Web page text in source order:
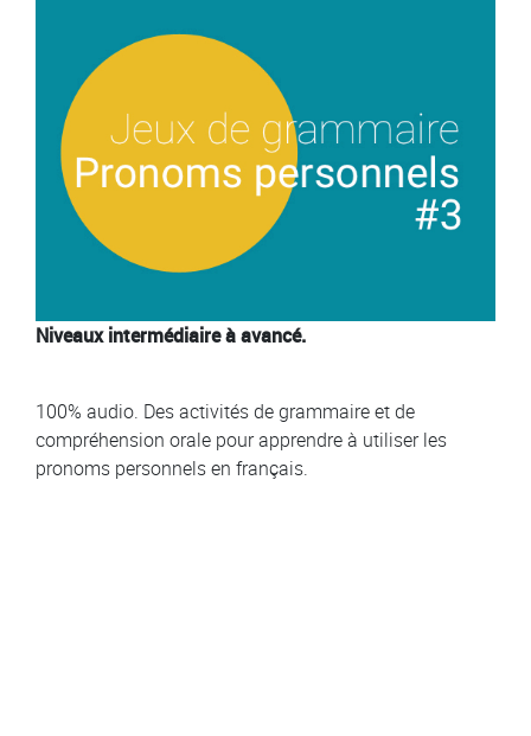
Niveaux intermédiaire à avancé.
100% audio. Des activités de grammaire et de
compréhension orale pour apprendre à utiliser les
pronoms personnels en français.